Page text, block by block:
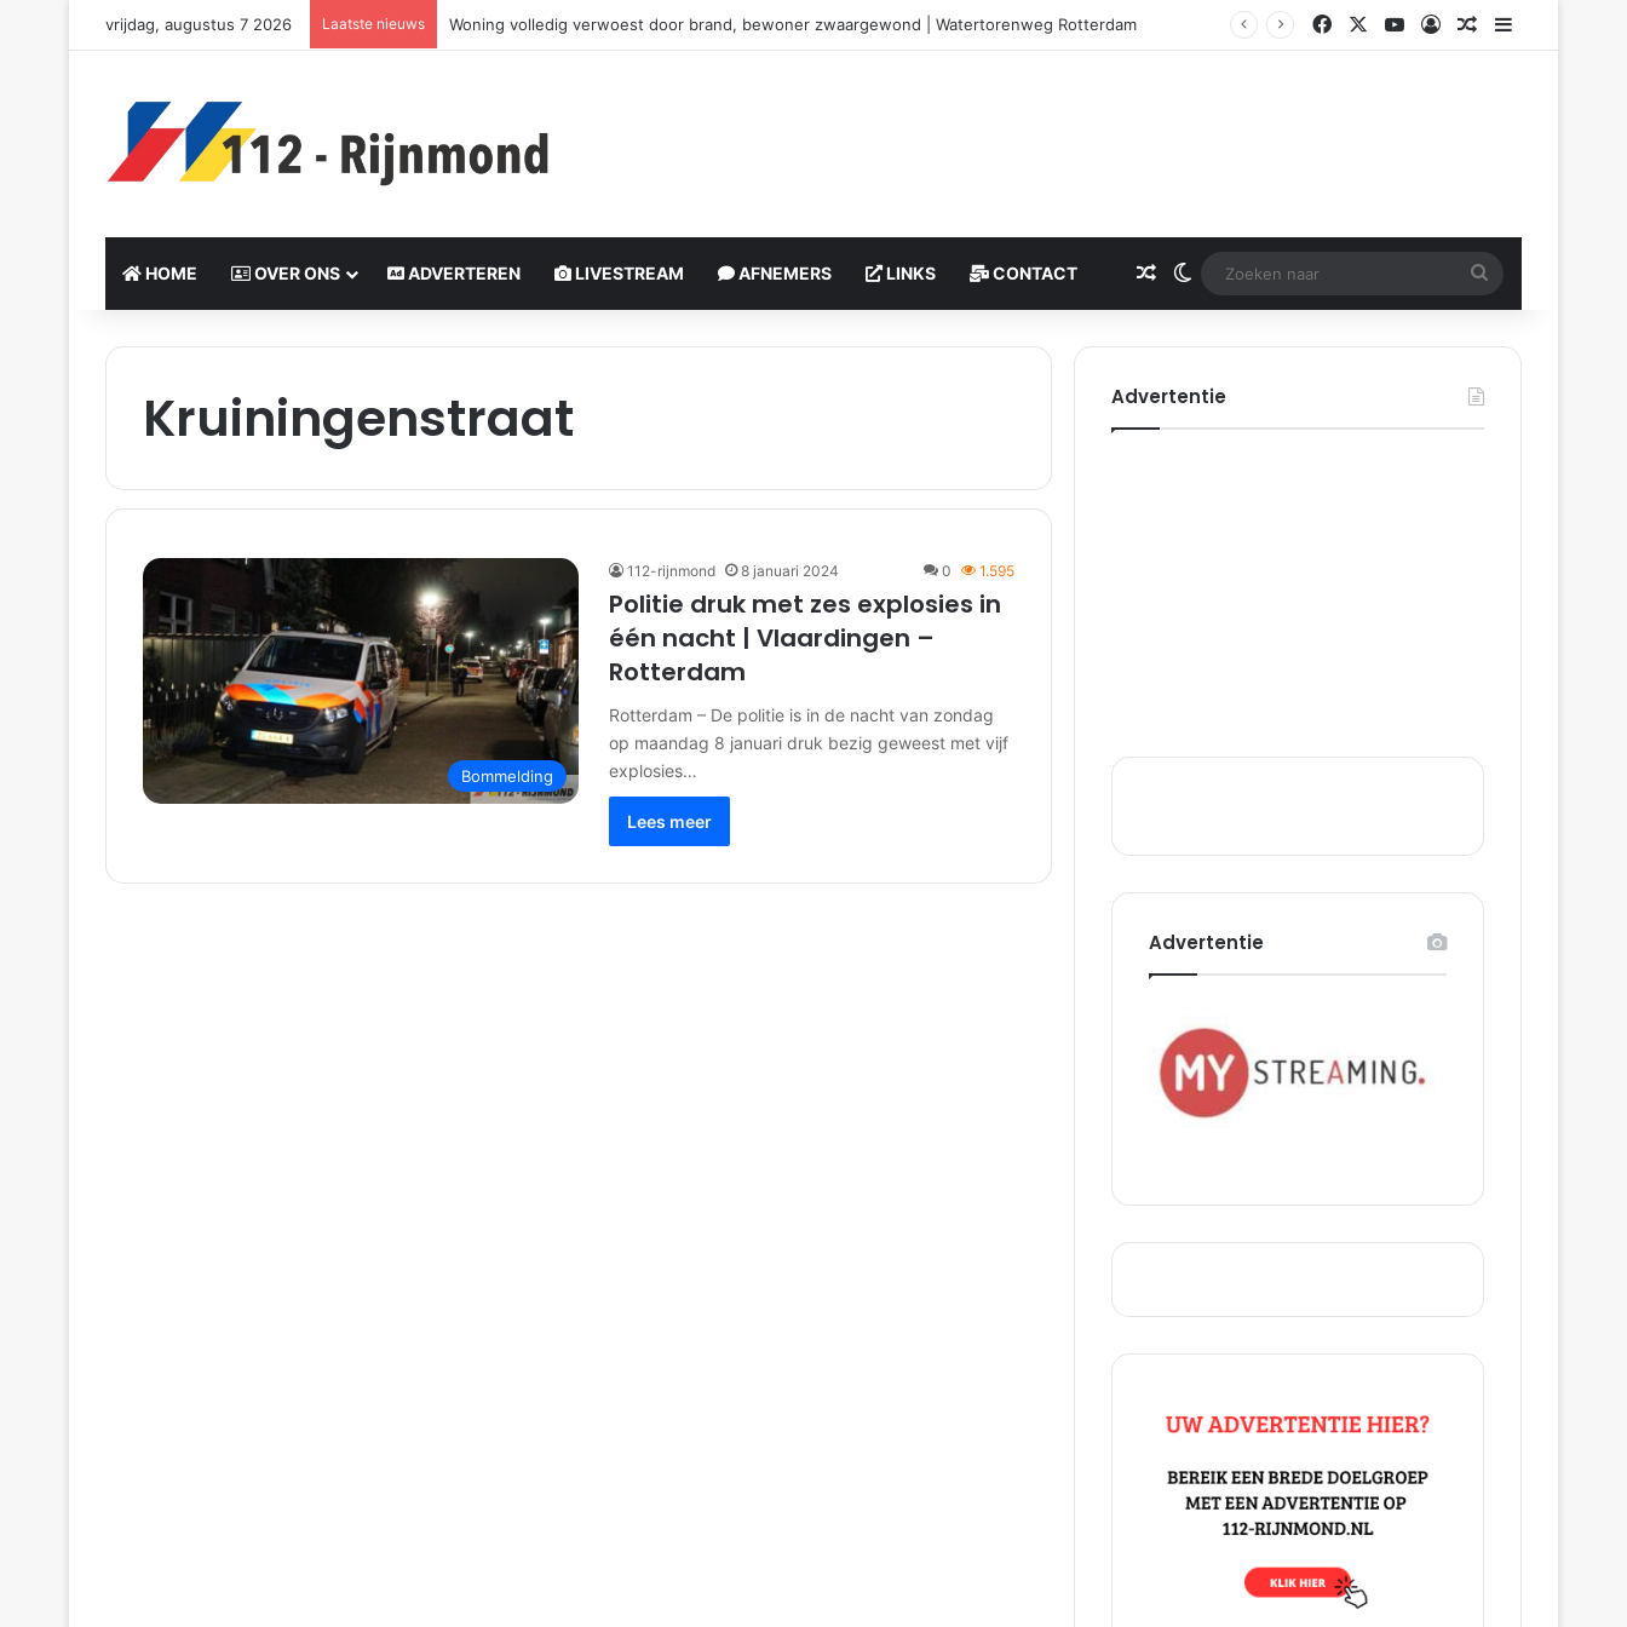
vrijdag, augustus 7 2026 Laatste nieuws Woning volledig verwoest door brand, bewoner zwaargewond | Watertorenweg Rotterdam Facebook
X YouTubeLog InGerelateerd artikel
Sidebar
HOME OVER ONS ADVERTEREN LIVESTREAM AFNEMERS LINKS CONTACT Gerelateerd artikel
Switch skin
Zoeken
naar
Kruiningenstraat
Bommelding
112-rijnmond 8 januari 2024 0 1.595
Politie druk met zes explosies in
één nacht | Vlaardingen –
Rotterdam
Rotterdam – De politie is in de nacht van zondag
op maandag 8 januari druk bezig geweest met vijf
explosies…
Lees meer
Advertentie
Advertentie